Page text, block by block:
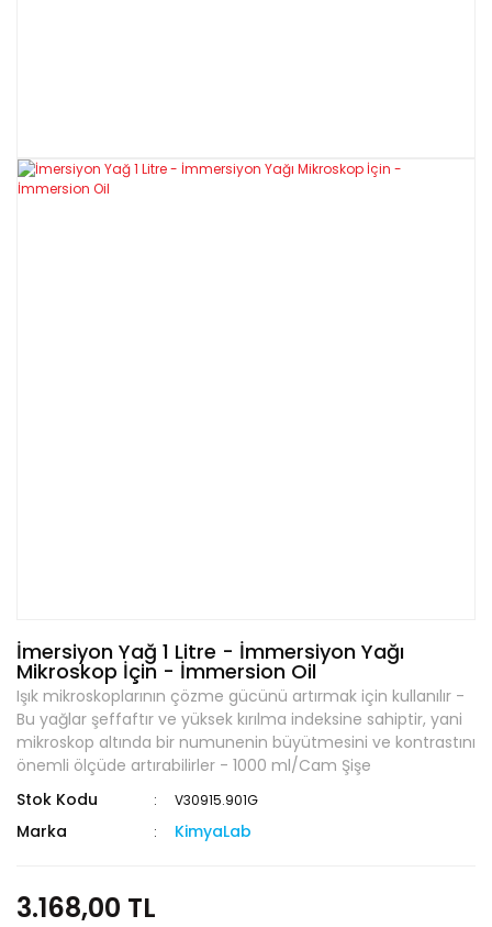
İmersiyon Yağ 1 Litre - İmmersiyon Yağı
Mikroskop İçin - İmmersion Oil
Işık mikroskoplarının çözme gücünü artırmak için kullanılır -
Bu yağlar şeffaftır ve yüksek kırılma indeksine sahiptir, yani
mikroskop altında bir numunenin büyütmesini ve kontrastını
önemli ölçüde artırabilirler - 1000 ml/Cam Şişe
Stok Kodu
V30915.901G
Marka KimyaLab
3.168,00 TL